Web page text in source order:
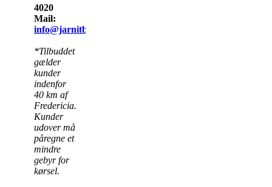
4020
Mail:
info@jarnitbyg.dk
*Tilbuddet
gælder
kunder
indenfor
40 km af
Fredericia.
Kunder
udover må
påregne et
mindre
gebyr for
kørsel.